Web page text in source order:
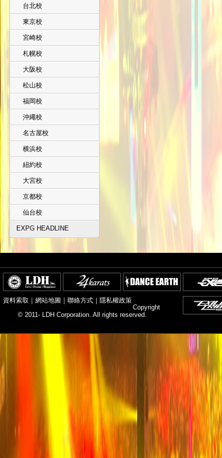
台北校
東京校
宮崎校
札幌校
大阪校
松山校
福岡校
沖繩校
名古屋校
横浜校
紐約校
大宮校
京都校
仙台校
EXPG HEADLINE
資料索取 ｜ 網站地圖 ｜ 聯絡方式 ｜ 隱私權政策
Copyright
© 2011- LDH Corporation. All rights reserved.